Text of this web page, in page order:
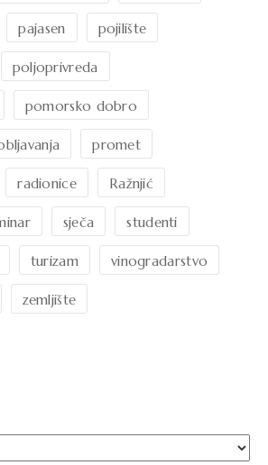
pajasen pojilište
poljoprivreda
pomorsko dobro
promet
radionice Ražnjić
sječa studenti
turizam vinogradarstvo
zemljište